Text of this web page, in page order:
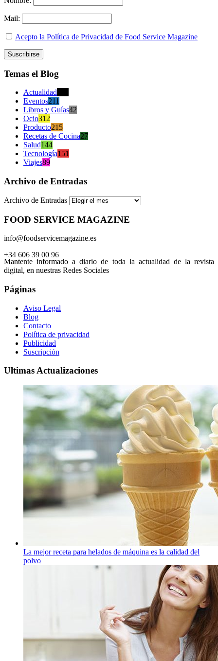
Mail:
Acepto la Política de Privacidad de Food Service Magazine
Temas el Blog
Actualidad
Eventos211
Libros y Guías42
Ocio312
Producto215
Recetas de Cocina27
Salud144
Tecnología151
Viajes89
Archivo de Entradas
Archivo de Entradas
FOOD SERVICE MAGAZINE
info@foodservicemagazine.es
+34 606 39 00 96
Mantente informado a diario de toda la actualidad de la revista
digital, en nuestras Redes Sociales
Páginas
Aviso Legal
Blog
Contacto
Política de privacidad
Publicidad
Suscripción
Ultimas Actualizaciones
La mejor receta para helados de máquina es la calidad del
polvo